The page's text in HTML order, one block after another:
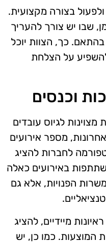
בצורה מקצועית.
שבו יש צורך להעריך
כך, הצוות יוכל
על הצלחת
וכנסים
מצוינות לגיוס עובדים
מספר אירועים
לחברות להציג
באירועים כאלה
הפנויות, אלא גם
מיידיים, להציג
המוצעות. כמו כן, יש